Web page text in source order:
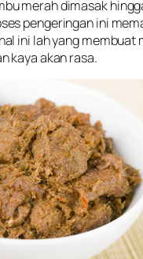
merah dimasak
pengeringan ini
ini lah yang membuat
kaya akan rasa.